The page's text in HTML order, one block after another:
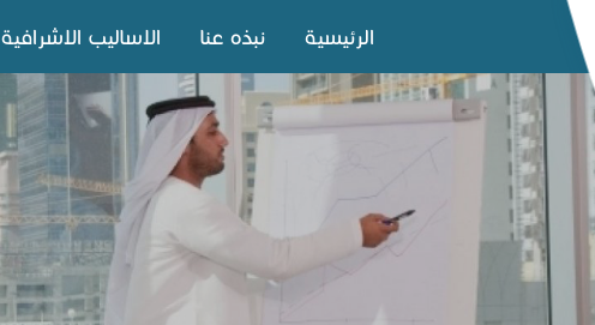
الرئيسية نبذه عنا الاساليب الاشرافية